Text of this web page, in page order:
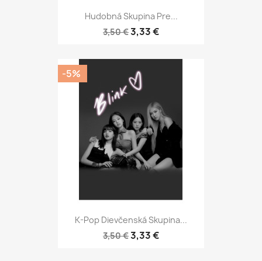
Hudobná Skupina Pre...
3,50 €3,33 €
K-Pop Dievčenská Skupina...
3,50 €3,33 €
-5%